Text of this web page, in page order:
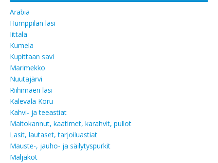
Arabia
Humppilan lasi
Iittala
Kumela
Kupittaan savi
Marimekko
Nuutajärvi
Riihimäen lasi
Kalevala Koru
Kahvi- ja teeastiat
Maitokannut, kaatimet, karahvit, pullot
Lasit, lautaset, tarjoiluastiat
Mauste-, jauho- ja säilytyspurkit
Maljakot